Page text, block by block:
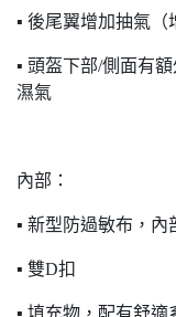
▪ 後尾翼增加抽氣（
▪ 頭盔下部/側面有
濕氣
內部：
▪ 新型防過敏布，
▪ 雙D扣
▪ 填充物，配有舒